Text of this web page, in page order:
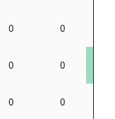
0 0
0 0
0 0